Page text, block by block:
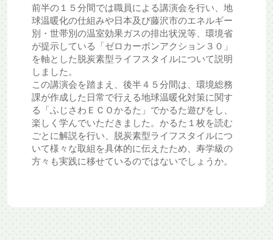
前半の１５分間では職員による講演会を行い、地
球温暖化の仕組みや日本及び藤沢市のエネルギー
別・世帯別の温室効果ガスの排出状況等、環境省
が提示している「ゼロカーボンアクション３０」
を軸とした脱炭素型ライフスタイルについて説明
しました。
この講演会を踏まえ、後半４５分間は、環境総務
課が作成した日常で行える地球温暖化対策に関す
る「ふじさわＥＣＯかるた」でかるた遊びをし、
楽しく学んでいただきました。かるた１枚を読む
ごとに解説を行い、脱炭素型ライフスタイルにつ
いて様々な取組を具体的に伝えたため、寿学級の
方々も実践に移せているのではないでしょうか。